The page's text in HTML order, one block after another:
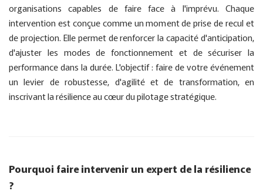
organisations capables de faire face à l'imprévu. Chaque
intervention est conçue comme un moment de prise de recul et
de projection. Elle permet de renforcer la capacité d'anticipation,
d'ajuster les modes de fonctionnement et de sécuriser la
performance dans la durée. L'objectif : faire de votre événement
un levier de robustesse, d'agilité et de transformation, en
inscrivant la résilience au cœur du pilotage stratégique.
Pourquoi faire intervenir un expert de la résilience
?